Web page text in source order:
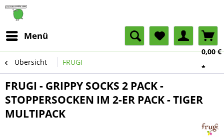
Menü
0,00 €
*
Übersicht FRUGI
FRUGI - GRIPPY SOCKS 2 PACK -
STOPPERSOCKEN IM 2-ER PACK - TIGER
MULTIPACK